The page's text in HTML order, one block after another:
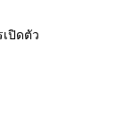
ปิดตัว